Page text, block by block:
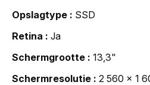
Opslagtype
SSD
Retina
Ja
Schermgrootte
13,3"
Schermresolutie
2 560 x 1